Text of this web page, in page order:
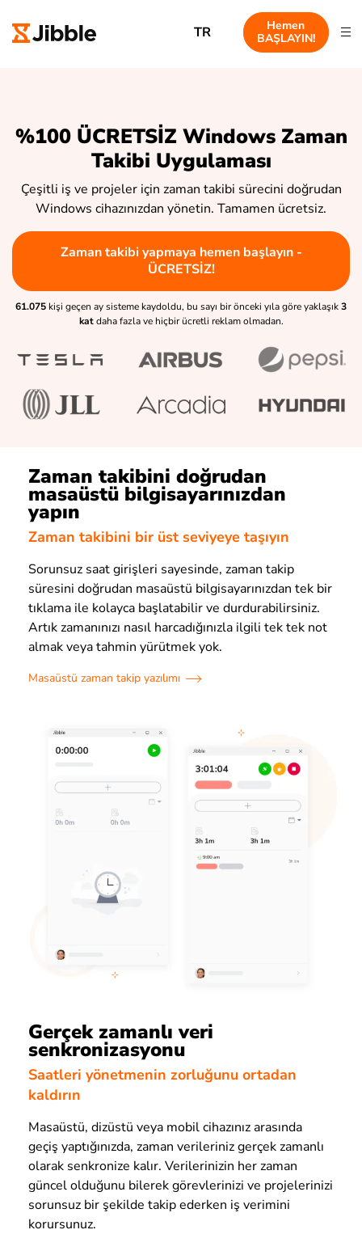
TR
Hemen
BAŞLAYIN!
%100 ÜCRETSİZ Windows Zaman
Takibi Uygulaması
Çeşitli iş ve projeler için zaman takibi sürecini doğrudan
Windows cihazınızdan yönetin. Tamamen ücretsiz.
Zaman takibi yapmaya hemen başlayın -
ÜCRETSİZ!
61.075kişi geçen ay sisteme kaydoldu, bu sayı bir önceki yıla göre yaklaşık3
kat daha fazla ve hiçbir ücretli reklam olmadan.
Zaman takibini doğrudan
masaüstü bilgisayarınızdan
yapın
Zaman takibini bir üst seviyeye taşıyın
Sorunsuz saat girişleri sayesinde, zaman takip
süresini doğrudan masaüstü bilgisayarınızdan tek bir
tıklama ile kolayca başlatabilir ve durdurabilirsiniz.
Artık zamanınızı nasıl harcadığınızla ilgili tek tek not
almak veya tahmin yürütmek yok.
Masaüstü zaman takip yazılımı
Gerçek zamanlı veri
senkronizasyonu
Saatleri yönetmenin zorluğunu ortadan
kaldırın
Masaüstü, dizüstü veya mobil cihazınız arasında
geçiş yaptığınızda, zaman verileriniz gerçek zamanlı
olarak senkronize kalır. Verilerinizin her zaman
güncel olduğunu bilerek görevlerinizi ve projelerinizi
sorunsuz bir şekilde takip ederken iş verimini
korursunuz.